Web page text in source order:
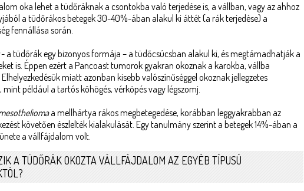
oka lehet a tüdőráknak a csontokba való terjedése is, a vállban, vagy az ahhoz
a tüdőrákos betegek 30-40%-ában alakul ki áttét (a rák terjedése) a
fennállása során.
- a tüdőrák egy bizonyos formája – a tüdőcsúcsban alakul ki, és megtámadhatják a
is. Éppen ezért a Pancoast tumorok gyakran okoznak a karokba, vállba
miatt azonban kisebb valószínűséggel okoznak jellegzetes
például a tartós köhögés, vérköpés vagy légszomj.
a mellhártya rákos megbetegedése, korábban leggyakrabban az
követően észlelték kialakulását. Egy tanulmány szerint a betegek 14%-ában a
a vállfájdalom volt.
A TÜDŐRÁK OKOZTA VÁLLFÁJDALOM AZ EGYÉB TÍPUSÚ